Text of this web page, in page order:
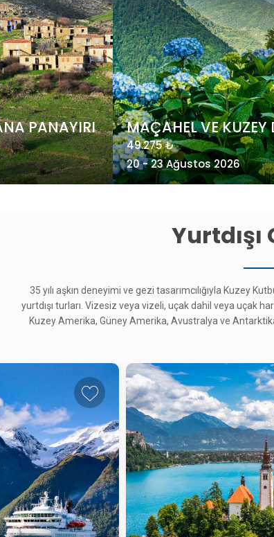
KARADENİZ
POSTA GEMİSİ İLE
Kuzey Kutup
4.985 €
24 - 31 Ağustos 2026
Yurtdışı
35 yılı aşkın deneyimi ve gezi tasarımcılığıyla Kuzey
yurtdışı turları. Vizesiz veya vizeli, uçak dahil veya uçak
Kuzey Amerika, Güney Amerika, Avustralya ve